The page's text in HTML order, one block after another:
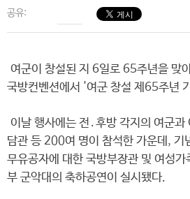
공유:
여군이 창설된 지 6일로 65주년을 맞
국방컨벤션에서 '여군 창설 제65주년
이날 행사에는 전․후방 각지의 여군
담관 등 200여 명이 참석한 가운데, 기
무유공자에 대한 국방부장관 및 여성
부 군악대의 축하공연이 실시됐다.